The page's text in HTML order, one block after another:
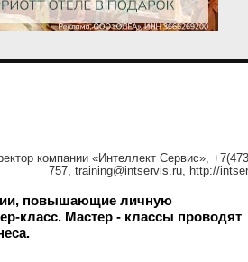
компании «Интеллект Сервис»,
757, training@intservis.ru, http://
повышающие личную
класс. Мастер - классы проводят